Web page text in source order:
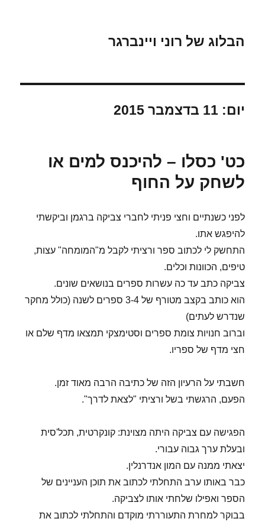
הבלוג של רוני ויינברגר
יום:11 בדצמבר 2015
כט' כסלו – להיכנס למים או
לשחק על החוף
לפני כשנתיים וחצי פניתי לחברי צביקה ברגמן וביקשתי
להיפגש אתו.
התחשק לי לכתוב ספר ורציתי לקבל מ"המומחה" עצות,
טיפים, הכוונות וכלים.
צביקה כתב עד כה עשרות ספרים בנושאים שונים.
הוא כותב בקצב מטורף של 3-4 ספרים לשנה (כולל מחקר
שנדרש לעתים)
וברוב חנויות צומת ספרים וסטימצקי תמצאו מדף שלם או
חצי מדף של ספריו.
חשבתי על הרעיון הזה של כתיבה הרבה מאוד זמן.
הפעם, הרגשתי בשל ורציתי "לצאת לדרך".
הפגישה עם צביקה היתה מצוינת: קונקרטית, תכל'סית
ובעלת ערך גבוה עבורי.
יצאתי ממנה עם המון אנדרנלין.
כבר באותו ערב התחלתי לכתוב את תוכן העניינים של
הספר ואפילו שלחתי אותו לצביקה.
בבוקר למחרת התעוררתי מוקדם והתחלתי לכתוב את